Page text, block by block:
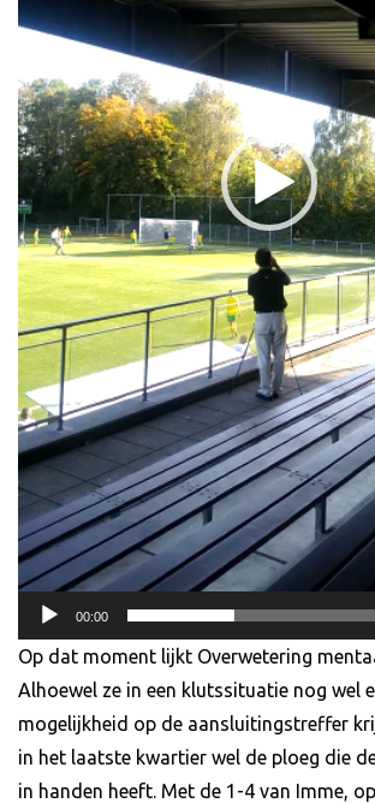
00:00
Op dat moment lijkt Overwetering
Alhoewel ze in een klutssituatie nog wel
mogelijkheid op de aansluitingstreffer
in het laatste kwartier wel de ploeg die
in handen heeft. Met de 1-4 van Imme,